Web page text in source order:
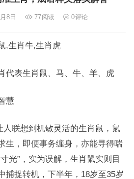
8日 77阅读 0评论
,生肖牛,生肖虎
代表生肖鼠、马、牛、羊、虎
慧
人联想到机敏灵活的生肖鼠，鼠
生，即便事务缠身，亦能寻得喘
光”，实为误解，生肖鼠实则目
捕捉转机，下半年，18岁至35岁